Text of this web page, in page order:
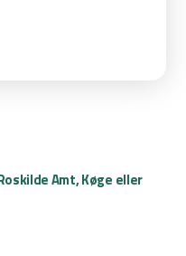
Amt, Køge eller